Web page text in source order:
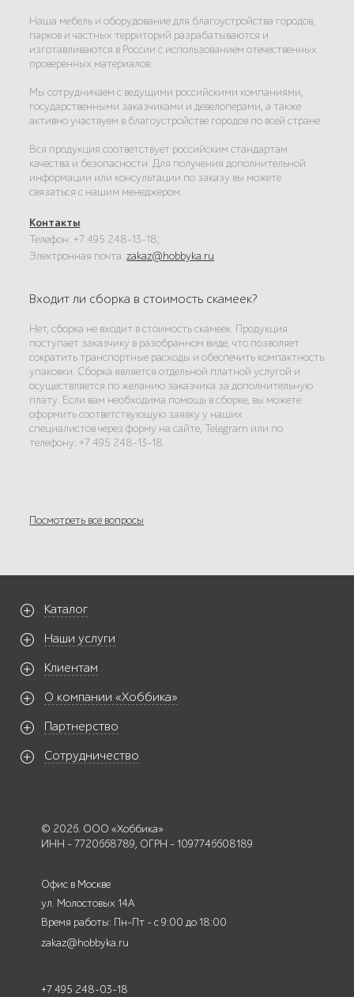
Наша мебель и оборудование для благоустройства городов,
парков и частных территорий разрабатываются и
изготавливаются в России с использованием отечественных
проверенных материалов.
Мы сотрудничаем с ведущими российскими компаниями,
государственными заказчиками и девелоперами, а также
активно участвуем в благоустройстве городов по всей стране.
Вся продукция соответствует российским стандартам
качества и безопасности. Для получения дополнительной
информации или консультации по заказу вы можете
связаться с нашим менеджером.
Контакты:
Телефон: +7 495 248-13-18;
Электронная почта:zakaz@hobbyka.ru
Входит ли сборка в стоимость скамеек?
Нет, сборка не входит в стоимость скамеек. Продукция
поступает заказчику в разобранном виде, что позволяет
сократить транспортные расходы и обеспечить компактность
упаковки. Сборка является отдельной платной услугой и
осуществляется по желанию заказчика за дополнительную
плату. Если вам необходима помощь в сборке, вы можете
оформить соответствующую заявку у наших
специалистов через форму на сайте, Telegram или по
телефону: +7 495 248-13-18.
Посмотреть все вопросы
Каталог
Наши услуги
Клиентам
О компании «Хоббика»
Партнерство
Сотрудничество
© 2026. ООО «Хоббика»
ИНН - 7720668789, ОГРН - 1097746608189
Офис в Москве
ул. Молостовых 14А
Время работы: Пн-Пт - с 9:00 до 18:00
zakaz@hobbyka.ru
+7 495 248-03-18